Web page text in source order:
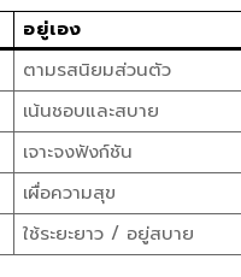
อยู่เอง
ตามรสนิยมส่วนตัว
เน้นชอบและสบาย
เจาะจงฟังก์ชัน
เผื่อความสุข
ใช้ระยะยาว / อยู่สบาย